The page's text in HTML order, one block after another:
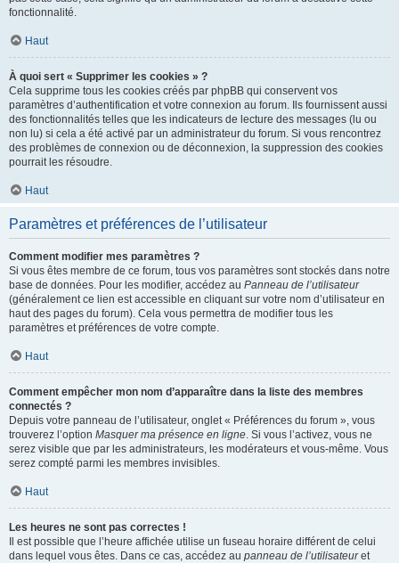
fonctionnalité.
Haut
À quoi sert « Supprimer les cookies » ?
Cela supprime tous les cookies créés par phpBB qui conservent vos
paramètres d’authentification et votre connexion au forum. Ils fournissent aussi
des fonctionnalités telles que les indicateurs de lecture des messages (lu ou
non lu) si cela a été activé par un administrateur du forum. Si vous rencontrez
des problèmes de connexion ou de déconnexion, la suppression des cookies
pourrait les résoudre.
Haut
Paramètres et préférences de l’utilisateur
Comment modifier mes paramètres ?
Si vous êtes membre de ce forum, tous vos paramètres sont stockés dans notre
base de données. Pour les modifier, accédez au Panneau de l’utilisateur
(généralement ce lien est accessible en cliquant sur votre nom d’utilisateur en
haut des pages du forum). Cela vous permettra de modifier tous les
paramètres et préférences de votre compte.
Haut
Comment empêcher mon nom d’apparaître dans la liste des membres
connectés ?
Depuis votre panneau de l’utilisateur, onglet « Préférences du forum », vous
trouverez l’option Masquer ma présence en ligne. Si vous l’activez, vous ne
serez visible que par les administrateurs, les modérateurs et vous-même. Vous
serez compté parmi les membres invisibles.
Haut
Les heures ne sont pas correctes !
Il est possible que l’heure affichée utilise un fuseau horaire différent de celui
dans lequel vous êtes. Dans ce cas, accédez au panneau de l’utilisateuret